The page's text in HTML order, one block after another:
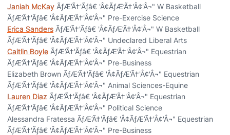
Janiah McKay ÃƒÆ’Ã†'Ãƒâ€ 'Â¢ÃƒÆ’Ã†'Â¢'Â¬" W Basketball
ÃƒÆ’Ã†'Ãƒâ€ 'Â¢ÃƒÆ’Ã†'Â¢'Â¬" Pre-Exercise Science
Erica Sanders ÃƒÆ’Ã†'Ãƒâ€ 'Â¢ÃƒÆ’Ã†'Â¢'Â¬" W Basketball
ÃƒÆ’Ã†'Ãƒâ€ 'Â¢ÃƒÆ’Ã†'Â¢'Â¬" Undeclared Liberal Arts
Caitlin Boyle ÃƒÆ’Ã†'Ãƒâ€ 'Â¢ÃƒÆ’Ã†'Â¢'Â¬" Equestrian
ÃƒÆ’Ã†'Ãƒâ€ 'Â¢ÃƒÆ’Ã†'Â¢'Â¬" Pre-Business
Elizabeth Brown ÃƒÆ’Ã†'Ãƒâ€ 'Â¢ÃƒÆ’Ã†'Â¢'Â¬" Equestrian
ÃƒÆ’Ã†'Ãƒâ€ 'Â¢ÃƒÆ’Ã†'Â¢'Â¬" Animal Sciences-Equine
Lauren Diaz ÃƒÆ’Ã†'Ãƒâ€ 'Â¢ÃƒÆ’Ã†'Â¢'Â¬" Equestrian
ÃƒÆ’Ã†'Ãƒâ€ 'Â¢ÃƒÆ’Ã†'Â¢'Â¬" Political Science
Alessandra Fratessa ÃƒÆ’Ã†'Ãƒâ€ 'Â¢ÃƒÆ’Ã†'Â¢'Â¬" Equestrian
ÃƒÆ’Ã†'Ãƒâ€ 'Â¢ÃƒÆ’Ã†'Â¢'Â¬" Pre-Business